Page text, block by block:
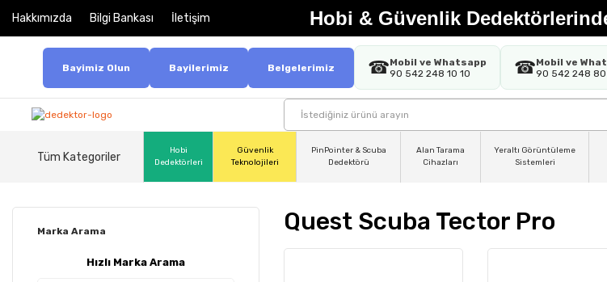
Hakkımızda Bilgi Bankası İletişim Hobi & Güvenlik
Bayimiz Olun Bayilerimiz Belgelerimiz ☎Mobil ve Whatsapp
90 542 248 10 10
☎Mobil ve
90 542 248
Tüm Kategoriler
Hobi
Dedektörleri
Güvenlik
Teknolojileri
PinPointer & Scuba
Dedektörü
Alan Tarama
Cihazları
Yeraltı Görüntüleme
Sistemleri
Marka Arama
Hızlı Marka Arama
Quest Scuba Tector Pro